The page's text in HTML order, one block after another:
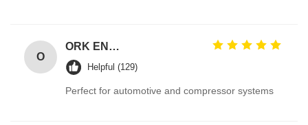
O
ORK EN549 Compliant Rubber O Ring Seals for Gas Valves and Appliances
Helpful (129)
Perfect for automotive and compressor systems